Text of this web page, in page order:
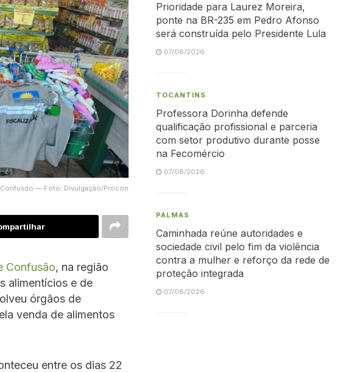
— Foto: Divulgação/Procon
Confusão, na região
alimentícios e de
órgãos de
venda de alimentos
entre os dias 22
Prioridade para Laurez Moreira,
ponte na BR-235 em Pedro Afonso
será construída pelo Presidente Lula
07/08/2026
TOCANTINS
Professora Dorinha defende
qualificação profissional e parceria
com setor produtivo durante posse
na Fecomércio
07/08/2026
PALMAS
Caminhada reúne autoridades e
sociedade civil pelo fim da violência
contra a mulher e reforço da rede de
proteção integrada
07/08/2026